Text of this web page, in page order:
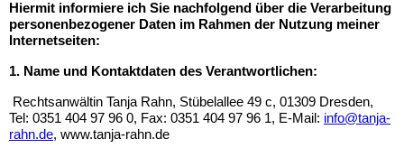
Hiermit informiere ich Sie nachfolgend über die Verarbeitung
personenbezogener Daten im Rahmen der Nutzung meiner
Internetseiten:
1. Name und Kontaktdaten des Verantwortlichen:
Rechtsanwältin Tanja Rahn, Stübelallee 49 c, 01309 Dresden,
Tel: 0351 404 97 96 0, Fax: 0351 404 97 96 1, E-Mail: info@tanja-
rahn.de, www.tanja-rahn.de